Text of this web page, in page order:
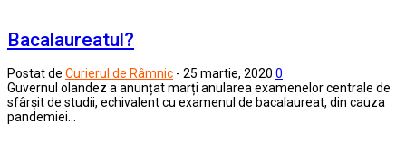
Bacalaureatul?
Postat de Curierul de Râmnic - 25 martie, 2020 0
Guvernul olandez a anunțat marți anularea examenelor centrale de
sfârșit de studii, echivalent cu examenul de bacalaureat, din cauza
pandemiei…